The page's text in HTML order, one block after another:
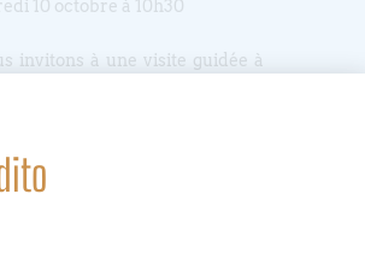
10 octobre à 10h30
invitons à une visite guidée à
des paysans en Alsace, une
religions
obligatoire auprès du